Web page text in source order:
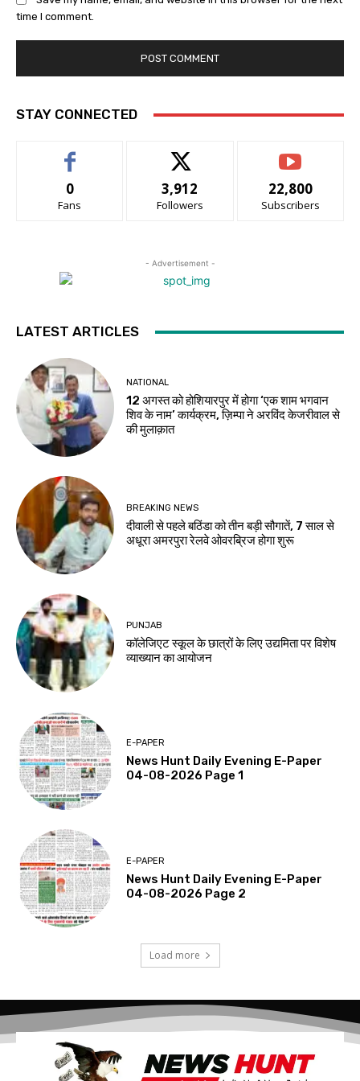
time I comment.
STAY CONNECTED
0
Fans
3,912
Followers
22,800
Subscribers
- Advertisement -
LATEST ARTICLES
NATIONAL
12 अगस्त को होशियारपुर में होगा ‘एक शाम भगवान
शिव के नाम’ कार्यक्रम, ज़िम्पा ने अरविंद केजरीवाल से
की मुलाक़ात
BREAKING NEWS
दीवाली से पहले बठिंडा को तीन बड़ी सौगातें, 7 साल से
अधूरा अमरपुरा रेलवे ओवरब्रिज होगा शुरू
PUNJAB
कॉलेजिएट स्कूल के छात्रों के लिए उद्यमिता पर विशेष
व्याख्यान का आयोजन
E-PAPER
News Hunt Daily Evening E-Paper
04-08-2026 Page 1
E-PAPER
News Hunt Daily Evening E-Paper
04-08-2026 Page 2
Load more